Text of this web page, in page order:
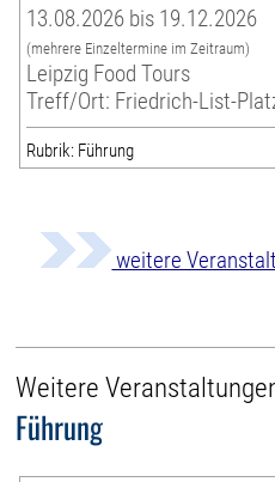
13.08.2026 bis 19.12.2026
(mehrere Einzeltermine im Zeitraum)
Leipzig Food Tours
Treff/Ort: Friedrich-List-
Rubrik: Führung
weitere
Weitere
Führung